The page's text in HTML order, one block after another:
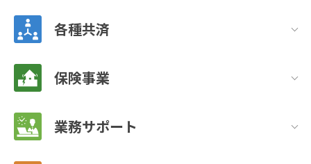
各種共済
保険事業
業務サポート